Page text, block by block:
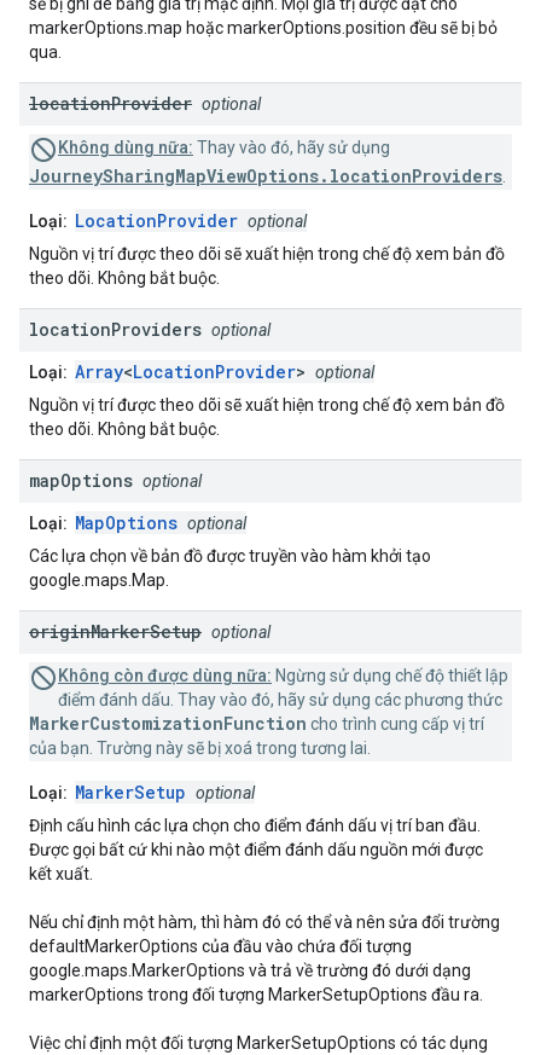
sẽ bị ghi đè bằng giá trị mặc định. Mọi giá trị được đặt cho
markerOptions.map hoặc markerOptions.position đều sẽ bị bỏ
qua.
locationProvider optional
Không dùng nữa: Thay vào đó, hãy sử dụng
JourneySharingMapViewOptions.locationProviders.
Loại: LocationProvider optional
Nguồn vị trí được theo dõi sẽ xuất hiện trong chế độ xem bản đồ
theo dõi. Không bắt buộc.
locationProviders optional
Loại: Array<LocationProvider> optional
Nguồn vị trí được theo dõi sẽ xuất hiện trong chế độ xem bản đồ
theo dõi. Không bắt buộc.
mapOptions optional
Loại: MapOptions optional
Các lựa chọn về bản đồ được truyền vào hàm khởi tạo
google.maps.Map.
originMarkerSetup optional
Không còn được dùng nữa: Ngừng sử dụng chế độ thiết lập
điểm đánh dấu. Thay vào đó, hãy sử dụng các phương thức
MarkerCustomizationFunction cho trình cung cấp vị trí
của bạn. Trường này sẽ bị xoá trong tương lai.
Loại: MarkerSetup optional
Định cấu hình các lựa chọn cho điểm đánh dấu vị trí ban đầu.
Được gọi bất cứ khi nào một điểm đánh dấu nguồn mới được
kết xuất.
Nếu chỉ định một hàm, thì hàm đó có thể và nên sửa đổi trường
defaultMarkerOptions của đầu vào chứa đối tượng
google.maps.MarkerOptions và trả về trường đó dưới dạng
markerOptions trong đối tượng MarkerSetupOptions đầu ra.
Việc chỉ định một đối tượng MarkerSetupOptions có tác dụng